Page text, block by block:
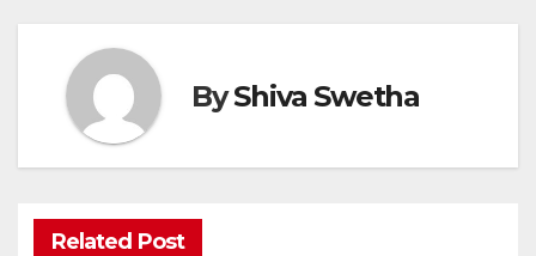
ByShiva Swetha
Related Post